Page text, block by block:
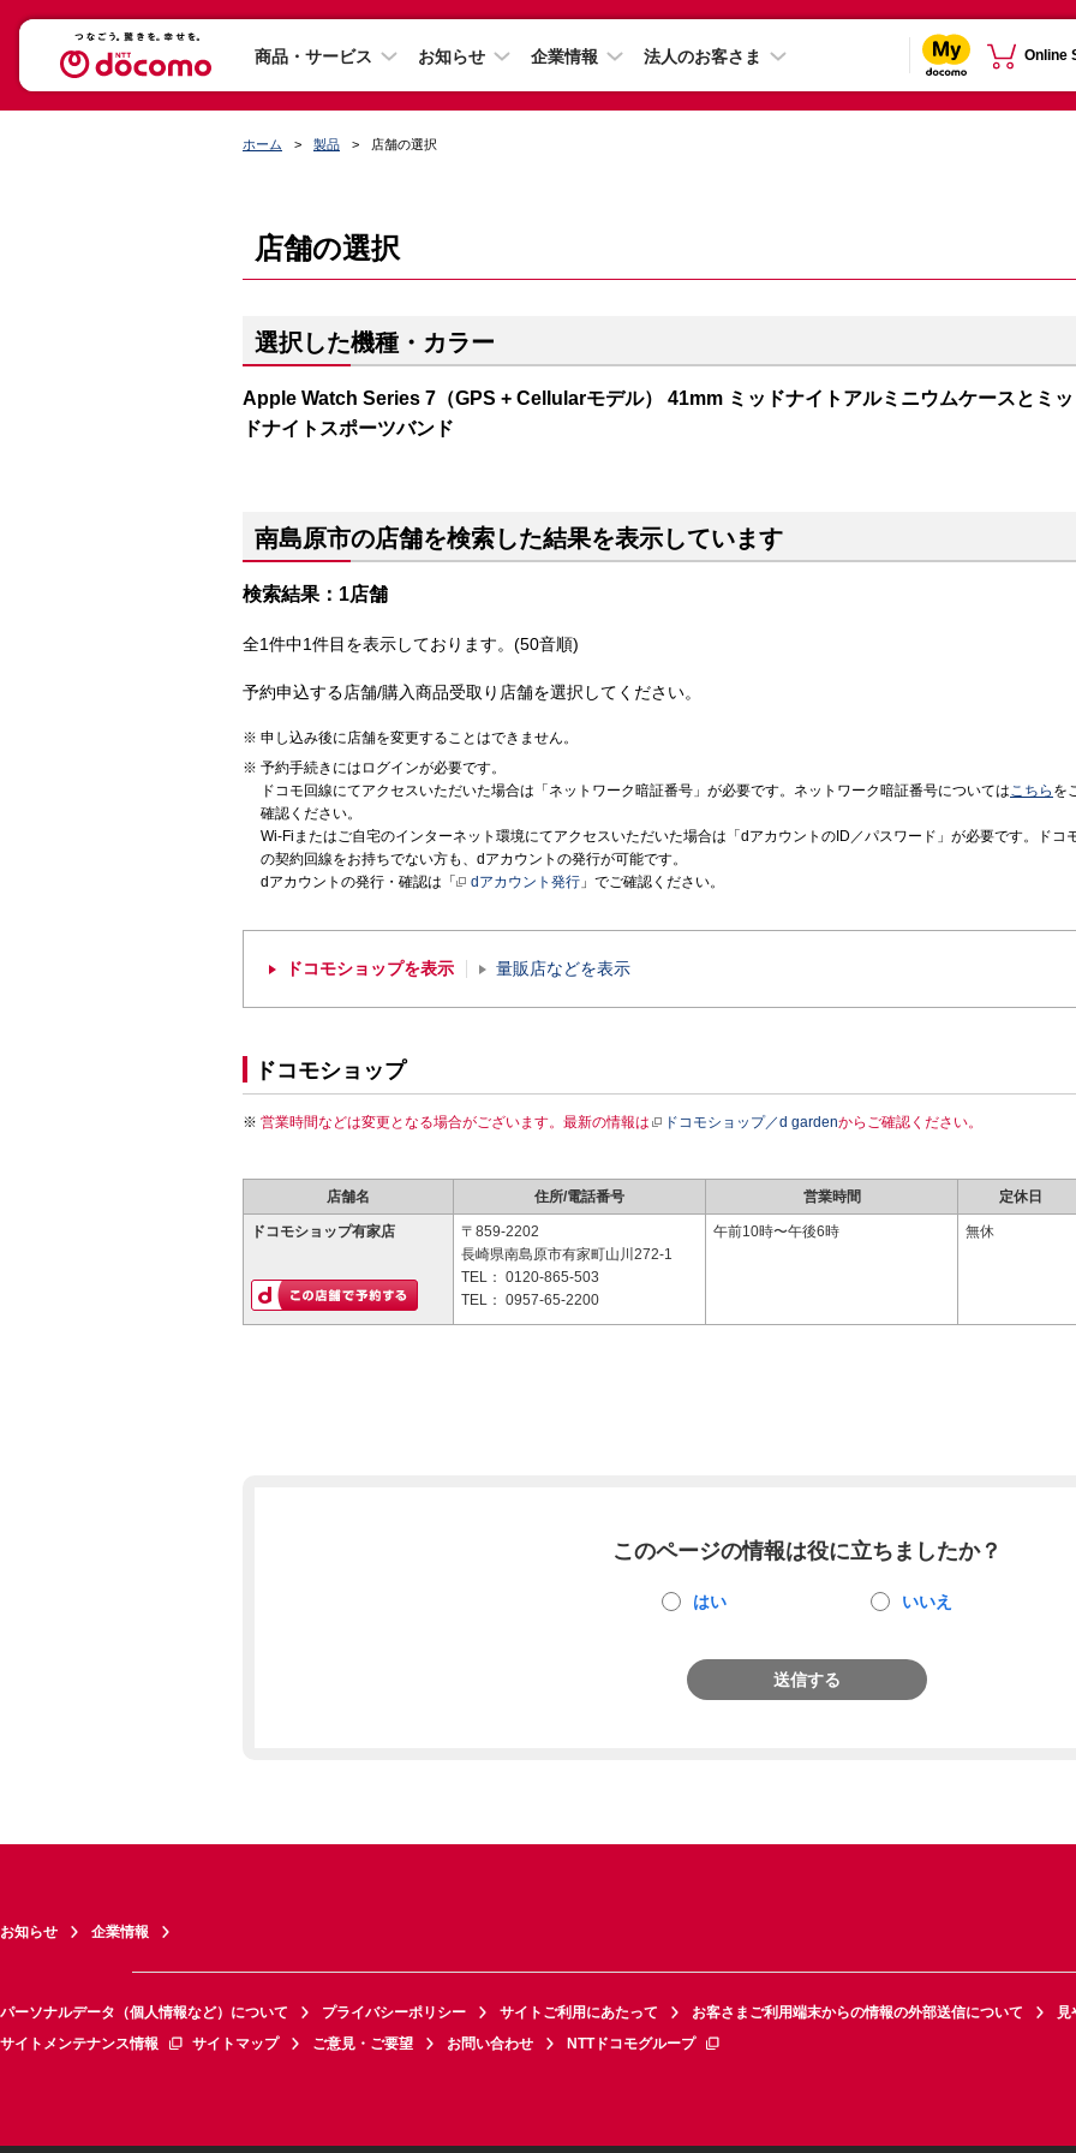
商品・サービス お知らせ 企業情報 法人のお客さま Online
ホーム 製品 店舗の選択
店舗の選択
選択した機種・カラー
Apple Watch Series 7（GPS + Cellularモデル） 41mm ミッドナイトアルミニウムケースとミッ
ドナイトスポーツバンド
南島原市の店舗を検索した結果を表示しています
検索結果：1店舗
全1件中1件目を表示しております。(50音順)
予約申込する店舗/購入商品受取り店舗を選択してください。
申し込み後に店舗を変更することはできません。
予約手続きにはログインが必要です。
ドコモ回線にてアクセスいただいた場合は「ネットワーク暗証番号」が必要です。ネットワーク暗証番号についてはこちら を
確認ください。
Wi-Fiまたはご自宅のインターネット環境にてアクセスいただいた場合は「dアカウントのID／パスワード」が必要です。ドコ
の契約回線をお持ちでない方も、dアカウントの発行が可能です。
dアカウントの発行・確認は「
dアカウント発行 」でご確認ください。
ドコモショップを表示 量販店などを表示
ドコモショップ
営業時間などは変更となる場合がございます。最新の情報は ドコモショップ／d gardenからご確認ください。
店舗名 住所/電話番号 営業時間 定休日
ドコモショップ有家店
〒859-2202
長崎県南島原市有家町山川272-1
TEL： 0120-865-503
TEL： 0957-65-2200
午前10時〜午後6時 無休
このページの情報は役に立ちましたか？
はい いいえ
送信する
お知らせ 企業情報
パーソナルデータ（個人情報など）について プライバシーポリシー サイトご利用にあたって お客さまご利用端末からの情報の外部送信について
見
サイトメンテナンス情報
サイトマップ ご意見・ご要望 お問い合わせ NTTドコモグループ